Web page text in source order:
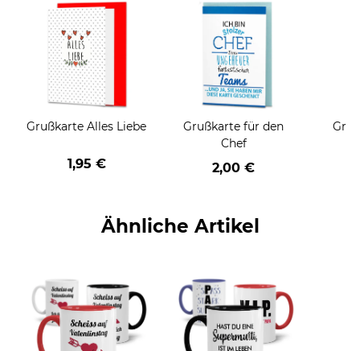
Grußkarte Alles Liebe
1,95 €
Grußkarte für den
Chef
2,00 €
Ähnliche Artikel